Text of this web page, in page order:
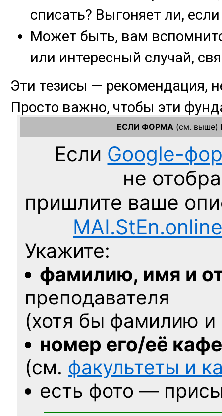
ЕСЛИ ФОРМА (см. выше)
Если Google-
не
пришлите ваше
Укажите:
фамилию, имя и
преподавателя
(хотя бы фамилию
номер его/её
(см. факультеты и
есть фото —